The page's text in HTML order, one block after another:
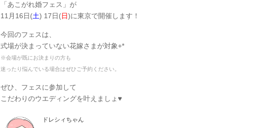
「あこがれ婚フェス」が
11月16日(土) 17日(日)に東京で開催します！
今回のフェスは、
式場が決まっていない花嫁さまが対象+*
※会場が既にお決まりの方も
迷ったり悩んでいる場合はぜひご予約ください。
ぜひ、フェスに参加して
こだわりのウエディングを叶えましょ♥
ドレシィちゃん